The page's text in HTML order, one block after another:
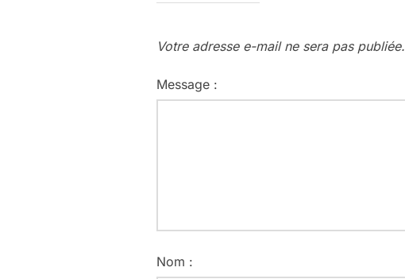
Votre adresse e-mail ne sera pas publiée.
Message :
Nom :